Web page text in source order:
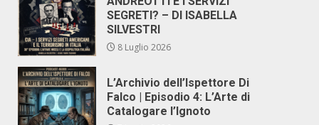
SEGRETI? – DI ISABELLA
SILVESTRI
8 Luglio 2026
L’Archivio dell’Ispettore Di
Falco | Episodio 4: L’Arte di
Catalogare l’Ignoto